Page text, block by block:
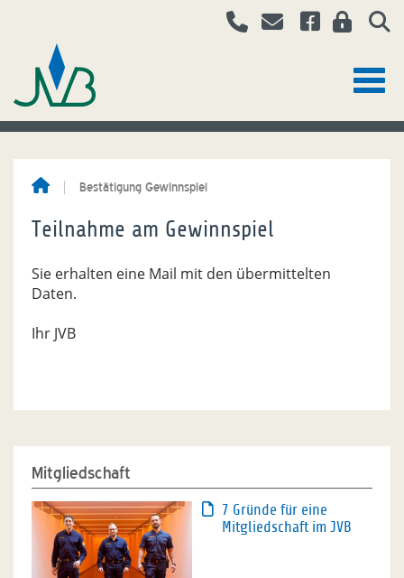
Bestätigung Gewinnspiel
Teilnahme am Gewinnspiel
Sie erhalten eine Mail mit den übermittelten
Daten.
Ihr JVB
Mitgliedschaft
7 Gründe für eine
Mitgliedschaft im JVB